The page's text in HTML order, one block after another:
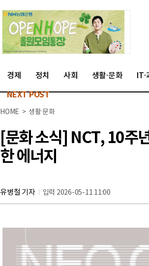
경제 정치 사회 생활·문화
NEXT POST
HOME > 생활·문화
[문화 소식] NCT, 10주
한 에너지
유병철 기자 입력 2026-05-11 11:00